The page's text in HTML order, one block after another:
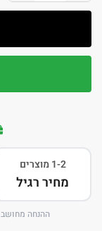
1-2 מוצרים
מחיר רגיל
ההנחה